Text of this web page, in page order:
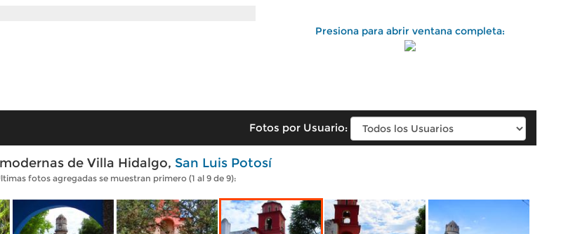
Presiona para abrir ventana completa:
Fotos por Usuario:
de Villa Hidalgo, San Luis Potosí
fotos agregadas se muestran primero (1 al 9 de 9):